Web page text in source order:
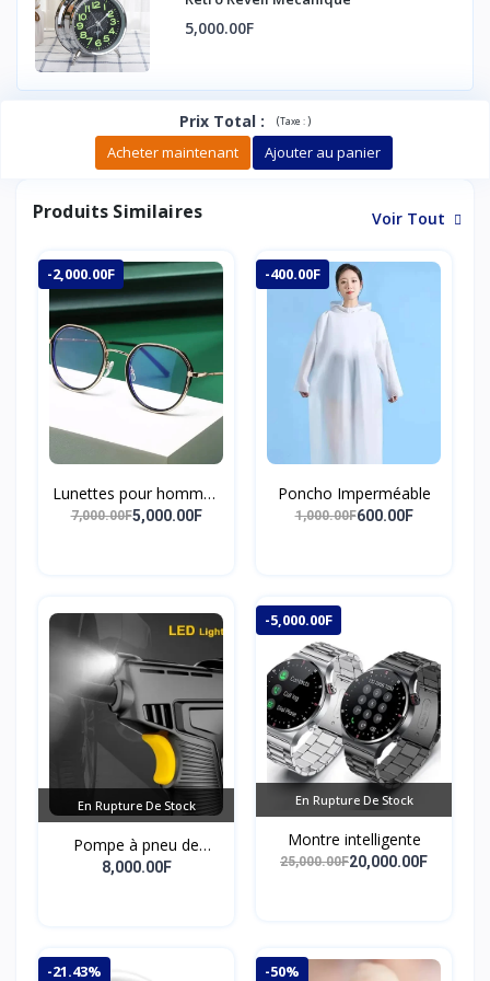
5,000.00F
Prix Total : (Taxe :)
Acheter maintenant Ajouter au panier
Produits Similaires Voir Tout
-2,000.00F
Lunettes pour hommes
et femmes, anti-lumière
7,000.00F5,000.00F
-400.00F
Poncho Imperméable
1,000.00F600.00F
En Rupture De Stock
Pompe à pneu de
pointeur de véhicule
8,000.00F
-5,000.00F
En Rupture De Stock
Montre intelligente
25,000.00F20,000.00F
-21.43% -50%